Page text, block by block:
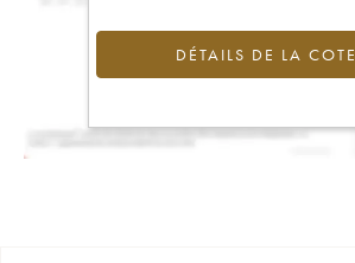
DÉTAILS DE LA COTE